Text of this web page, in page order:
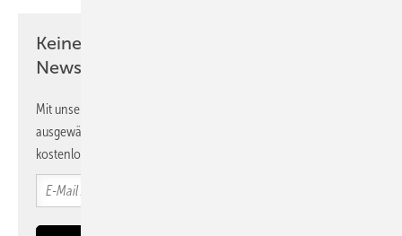
Keine Zeit? Kein Problem mit dem PV
Newsletter!
Mit unserem Newsletter erhalten Sie regelmäßig von uns
ausgewählte Informationen und Neuigkeiten, gebündelt und
kostenlos direkt ins Postfach.